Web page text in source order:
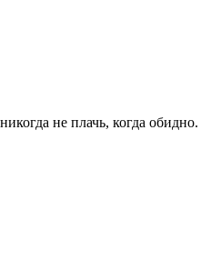
не плачь, когда обидно.